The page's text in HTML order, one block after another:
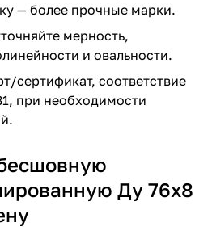
— более прочные марки.
мерность,
и овальности.
сертификат, соответствие
при необходимости
Ду 76х8